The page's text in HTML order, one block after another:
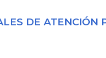
DE ATENCIÓN